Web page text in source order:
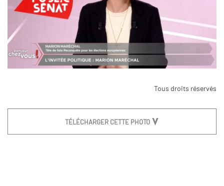
Tous droits réservés
TÉLÉCHARGER CETTE PHOTO